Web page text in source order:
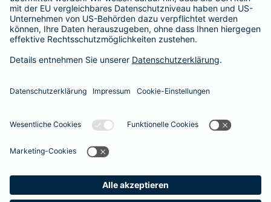
Impressum
Barmenia Versicherung - Erkan Hökelekli
Heinrich-Neeb-Str. 13
Tel. 0172 8679188
Datenschutz Impressum/Rechtshinweise
Barrierefreiheit
Datenschutz-Einstellungen
Einfach. Menschlich.